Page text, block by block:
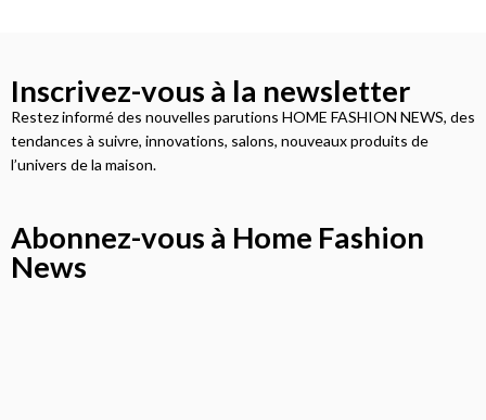
Inscrivez-vous à la newsletter
Restez informé des nouvelles parutions HOME FASHION NEWS, des
tendances à suivre, innovations, salons, nouveaux produits de
l’univers de la maison.
Abonnez-vous à Home Fashion
News